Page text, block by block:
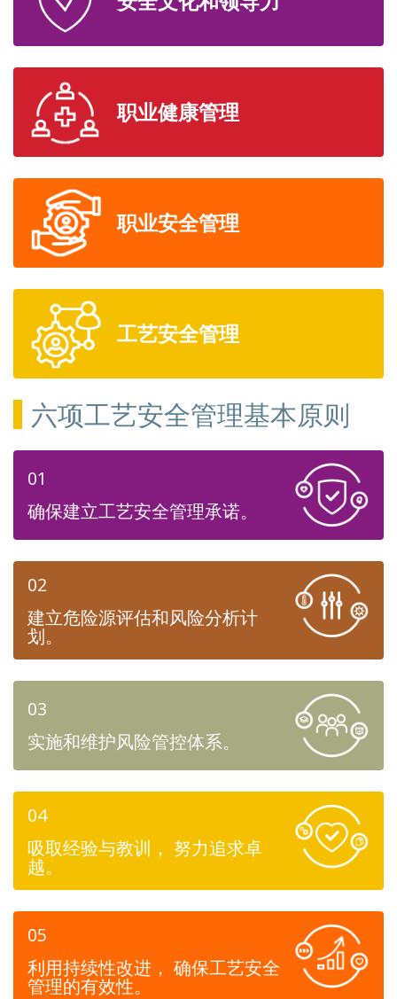
职业健康管理
职业安全管理
工艺安全管理
六项工艺安全管理基本原则
01
确保建立工艺安全管理承诺。
02
建立危险源评估和风险分析计
划。
03
实施和维护风险管控体系。
04
吸取经验与教训， 努力追求卓
越。
05
利用持续性改进， 确保工艺安全
管理的有效性。